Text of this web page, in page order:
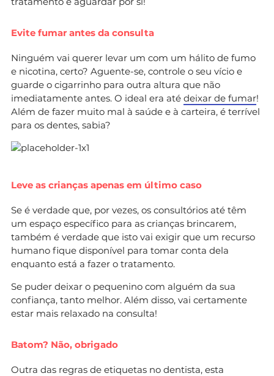
Evite fumar antes da consulta
Ninguém vai querer levar um com um hálito de fumo
e nicotina, certo? Aguente-se, controle o seu vício e
guarde o cigarrinho para outra altura que não
imediatamente antes. O ideal era até deixar de fumar!
Além de fazer muito mal à saúde e à carteira, é terrível
para os dentes, sabia?
Leve as crianças apenas em último caso
Se é verdade que, por vezes, os consultórios até têm
um espaço específico para as crianças brincarem,
também é verdade que isto vai exigir que um recurso
humano fique disponível para tomar conta dela
enquanto está a fazer o tratamento.
Se puder deixar o pequenino com alguém da sua
confiança, tanto melhor. Além disso, vai certamente
estar mais relaxado na consulta!
Batom? Não, obrigado
Outra das regras de etiquetas no dentista, esta